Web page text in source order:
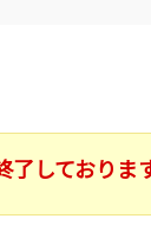
しておりま